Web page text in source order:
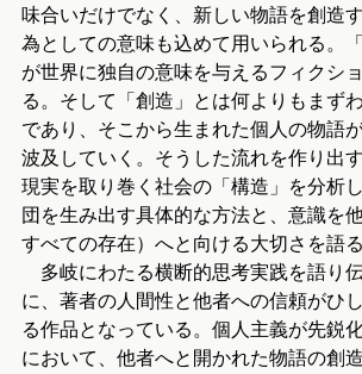
味合いだけでなく、新しい物語を創造
為としての意味も込めて用いられる。
が世界に独自の意味を与えるフィクシ
る。そして「創造」とは何よりもまず
であり、そこから生まれた個人の物語
波及していく。そうした流れを作り出
現実を取り巻く社会の「構造」を分析
団を生み出す具体的な方法と、意識を
すべての存在）へと向ける大切さを語る
多岐にわたる横断的思考実践を語り
に、著者の人間性と他者への信頼がひ
る作品となっている。個人主義が先鋭
において、他者へと開かれた物語の創